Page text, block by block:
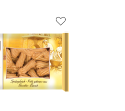
Lägg till i